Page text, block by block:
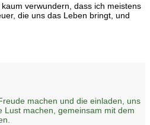
verwundern, dass ich meistens
die uns das Leben bringt, und
machen und die einladen, uns
machen, gemeinsam mit dem